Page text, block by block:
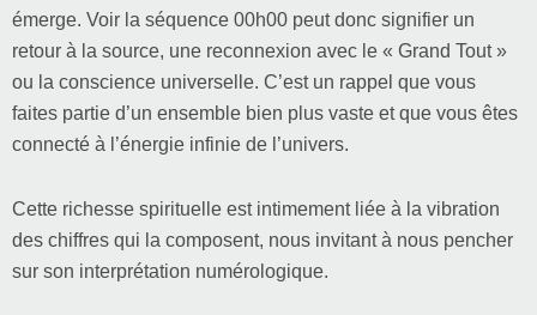
émerge. Voir la séquence 00h00 peut donc signifier un
retour à la source, une reconnexion avec le « Grand Tout »
ou la conscience universelle. C’est un rappel que vous
faites partie d’un ensemble bien plus vaste et que vous êtes
connecté à l’énergie infinie de l’univers.
Cette richesse spirituelle est intimement liée à la vibration
des chiffres qui la composent, nous invitant à nous pencher
sur son interprétation numérologique.